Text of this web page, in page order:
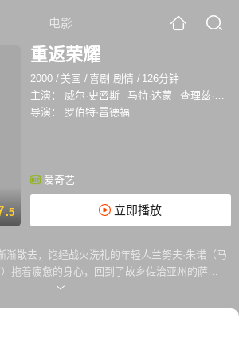
电影
5
重返荣耀
2000 / 美国 /喜剧 剧情 / 126分钟
主演：
威尔·史密斯 马特·达蒙
查理兹·塞隆
导演：
罗伯特·雷德福
爱奇艺
立即播放
渐散去，饱经战火洗礼的年轻人兰努夫·朱诺（马
拖着疲惫的身心，回到了故乡佐治亚州的萨凡
著名的业余高尔夫球手，但是战火阻断了他的梦
只是经济大萧条让球场的经营举步维艰。为了让